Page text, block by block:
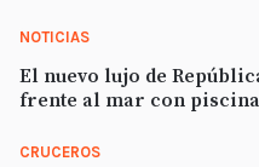
NOTICIAS
El nuevo lujo de
frente al mar con
CRUCEROS